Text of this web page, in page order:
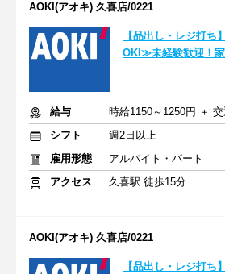
AOKI(アオキ) 久喜店/0221
【品出し・レジ打
OKI≫未経験歓迎！
給与
時給1150～1250円 ＋
シフト
週2日以上
雇用形態
アルバイト・パート
アクセス
久喜駅 徒歩15分
AOKI(アオキ) 久喜店/0221
【品出し・レジ打